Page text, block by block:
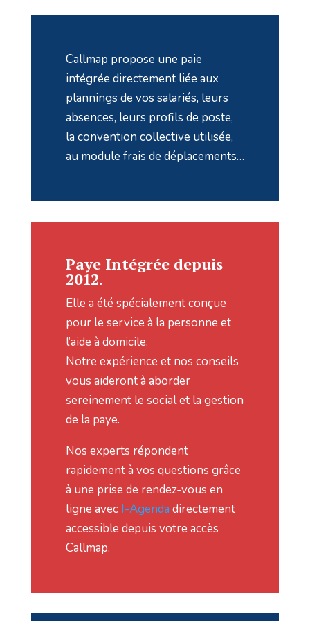
Callmap propose une paie
intégrée directement liée aux
plannings de vos salariés, leurs
absences, leurs profils de poste,
la convention collective utilisée,
au module frais de déplacements…
Paye Intégrée depuis
2012.
Elle a été spécialement conçue
pour le service à la personne et
l’aide à domicile.
Notre expérience et nos conseils
vous aideront à aborder
sereinement le social et la gestion
de la paye.
Nos experts répondent
rapidement à vos questions grâce
à une prise de rendez-vous en
ligne avec I-Agenda directement
accessible depuis votre accès
Callmap.